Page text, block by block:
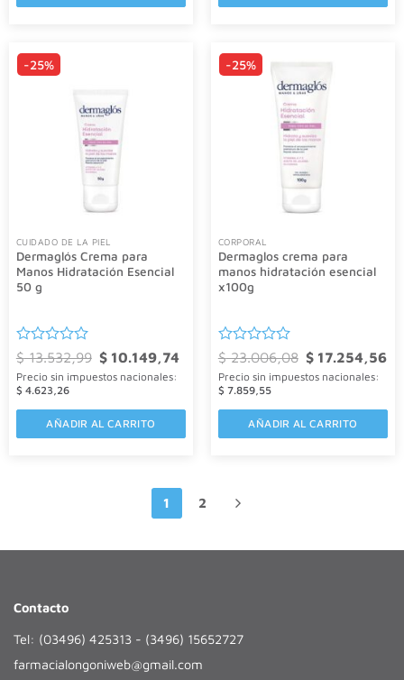
-25%
CUIDADO DE LA PIEL
Dermaglós Crema para
Manos Hidratación Esencial
50 g
Valorado
con
0
de
5
$13.532,99 El
precio
original
$10.149,74El
Precio sin impuestos nacionales:
$ 4.623,26
AÑADIR AL CARRITO
-25%
CORPORAL
Dermaglos crema para
manos hidratación esencial
x100g
Valorado
con
0
de
5
$23.006,08 El
precio
original
$17.254,56El
Precio sin impuestos nacionales:
$ 7.859,55
AÑADIR AL CARRITO
1 2
Contacto
Tel: (03496) 425313 - (3496) 15652727
farmacialongoniweb@gmail.com